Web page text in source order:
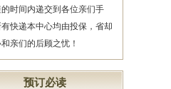
时间内递交到各位亲们手
快递本中心均由投保，省却
亲们的后顾之忧！
预订必读